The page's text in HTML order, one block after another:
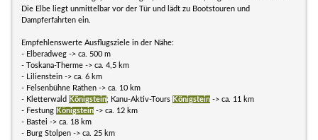
Die Elbe liegt unmittelbar vor der Tür und lädt zu Bootstouren und
Dampferfahrten ein.
Empfehlenswerte Ausflugsziele in der Nähe:
- Elberadweg -> ca. 500 m
- Toskana-Therme -> ca. 4,5 km
- Lilienstein -> ca. 6 km
- Felsenbühne Rathen -> ca. 10 km
- Kletterwald Königstein; Kanu-Aktiv-Tours Königstein -> ca. 11 km
- Festung Königstein -> ca. 12 km
- Bastei -> ca. 18 km
- Burg Stolpen -> ca. 25 km